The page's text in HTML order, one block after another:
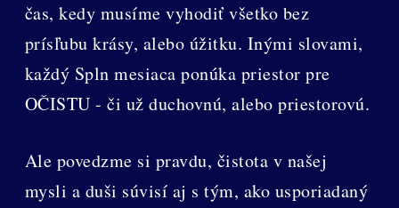
čas, kedy musíme vyhodiť všetko bez
prísľubu krásy, alebo úžitku. Inými slovami,
každý Spln mesiaca ponúka priestor pre
OČISTU - či už duchovnú, alebo priestorovú.
Ale povedzme si pravdu, čistota v našej
mysli a duši súvisí aj s tým, ako usporiadaný